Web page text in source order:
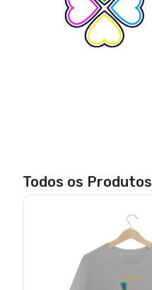
Todos os Produtos